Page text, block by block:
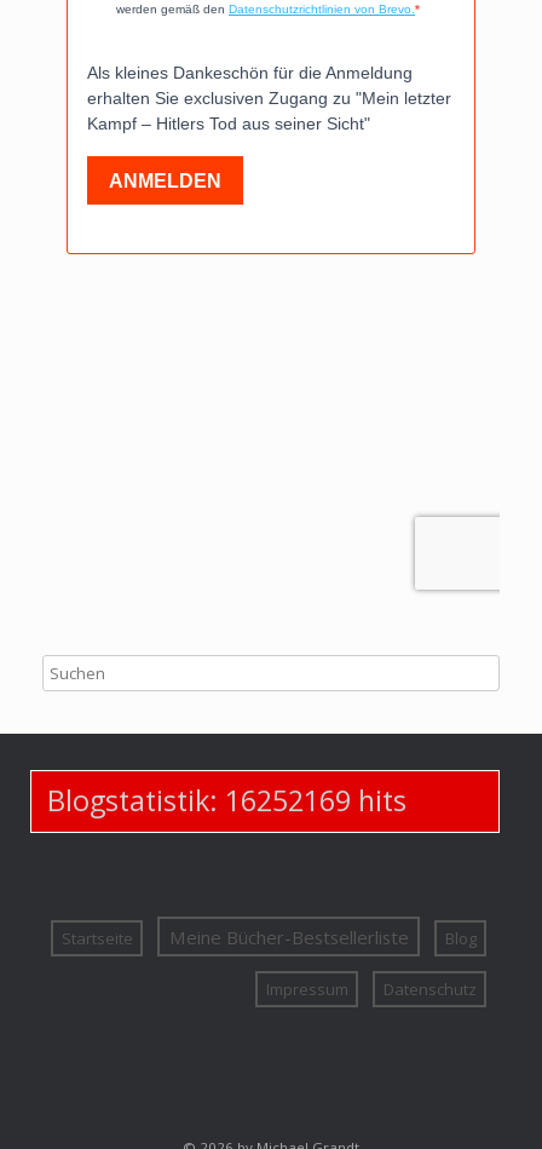
Blogstatistik: 16252169 hits
Startseite Meine Bücher-Bestsellerliste Blog
Impressum Datenschutz